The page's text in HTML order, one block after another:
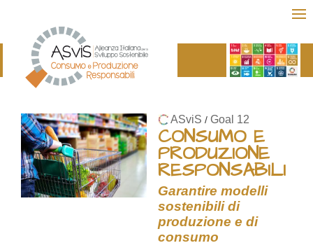
ASviS / Goal 12
CONSUMO E
PRODUZIONE
RESPONSABILI
Garantire modelli
sostenibili di
produzione e di
consumo